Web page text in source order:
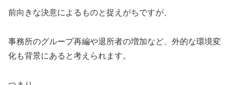
前向きな決意によるものと捉えがちですが、
事務所のグループ再編や退所者の増加など、外的な環境変
化も背景にあると考えられます。